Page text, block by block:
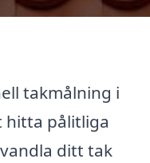
takmålning i
hitta pålitliga
ditt tak